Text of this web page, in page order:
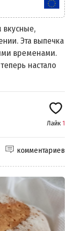
Эта выпечка
временами.
настало
Лайк 1
комментариев